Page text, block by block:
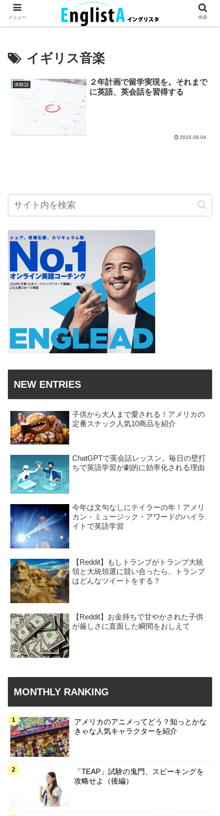
英語が話せるとちょっとハッピー。
イギリス音楽
体験談
２年計画で留学実現を。それまで
に英語、英会話を習得する
2015.09.04
NEW ENTRIES
子供から大人まで愛される！アメリカの
定番スナック人気10商品を紹介
ChatGPTで英会話レッスン。毎日の壁打
ちで英語学習が劇的に効率化される理由
今年は文句なしにテイラーの年！アメリ
カン・ミュージック・アワードのハイラ
イトで英語学習
【Reddit】もしトランプがトランプ大統
領と大統領選に競い合ったら、トランプ
はどんなツイートをする？
【Reddit】お金持ちで甘やかされた子供
が厳しさに直面した瞬間をおしえて
MONTHLY RANKING
アメリカのアニメってどう？知っとかな
きゃな人気キャラクターを紹介
「TEAP」試験の鬼門、スピーキングを
攻略せよ（後編）
メニュー 検索